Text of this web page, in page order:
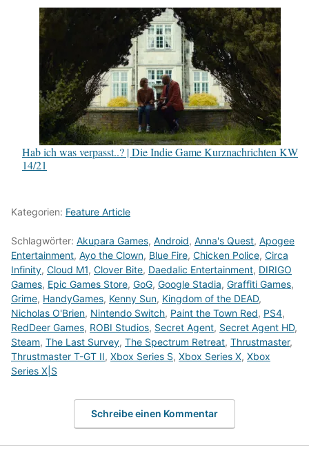
Hab ich was verpasst..? | Die Indie Game Kurznachrichten KW
14/21
Kategorien: Feature Article
Schlagwörter: Akupara Games, Android, Anna's Quest, Apogee
Entertainment, Ayo the Clown, Blue Fire, Chicken Police, Circa
Infinity, Cloud M1, Clover Bite, Daedalic Entertainment, DIRIGO
Games, Epic Games Store, GoG, Google Stadia, Graffiti Games,
Grime, HandyGames, Kenny Sun, Kingdom of the DEAD,
Nicholas O'Brien, Nintendo Switch, Paint the Town Red, PS4,
RedDeer Games, ROBI Studios, Secret Agent, Secret Agent HD,
Steam, The Last Survey, The Spectrum Retreat, Thrustmaster,
Thrustmaster T-GT II, Xbox Series S, Xbox Series X, Xbox
Series X|S
Schreibe einen Kommentar